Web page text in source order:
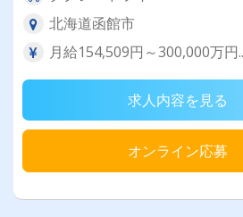
北海道函館市
月給154,509円～300,000万円
求人内容を見る
オンライン応募